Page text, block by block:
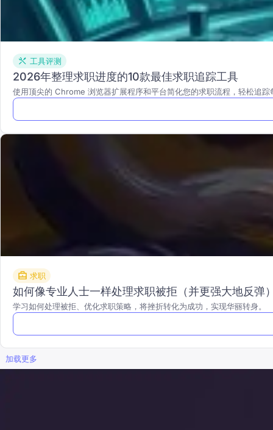
工具评测
2026年整理求职进度的10款最佳求职追踪工具
使用顶尖的 Chrome 浏览器扩展程序和平台简化您的求职流程，轻松追踪
求职
如何像专业人士一样处理求职被拒（并更强大地反弹
学习如何处理被拒、优化求职策略，将挫折转化为成功，实现华丽转身。
加载更多